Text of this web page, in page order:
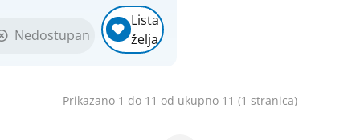
Nedostupan
Lista
želja
Prikazano 1 do 11 od ukupno 11 (1 stranica)